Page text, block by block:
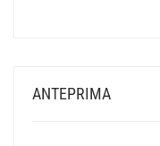
ANTEPRIMA